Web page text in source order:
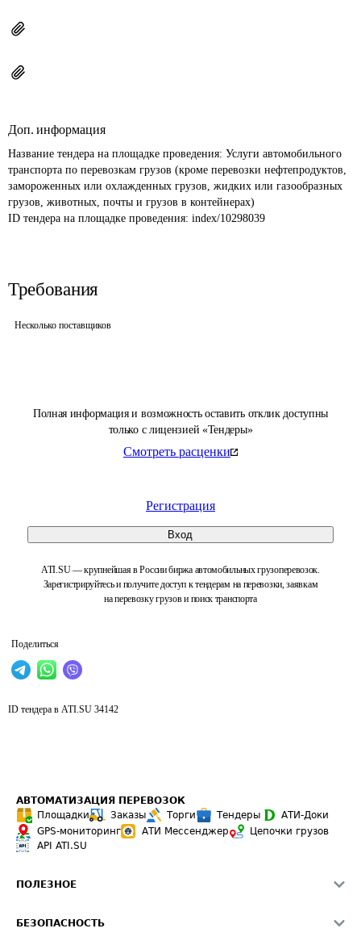
Полная информация и возможность оставить отклик доступны
только с лицензией «Тендеры»
Смотреть расценки
Регистрация
Вход
ATI.SU — крупнейшая в России биржа автомобильных грузоперевозок.
Зарегистрируйтесь и получите доступ к тендерам на перевозки, заявкам
на перевозку грузов и поиск транспорта
Поделиться
Доп. информация
Название тендера на площадке проведения: Услуги автомобильного
транспорта по перевозкам грузов (кроме перевозки нефтепродуктов,
замороженных или охлажденных грузов, жидких или газообразных
грузов, животных, почты и грузов в контейнерах)
ID тендера на площадке проведения: index/10298039
Требования
Несколько поставщиков
ID тендера в ATI.SU 34142
АВТОМАТИЗАЦИЯ ПЕРЕВОЗОК
Площадки
Заказы Торги Тендеры
АТИ-Доки
GPS-мониторинг
АТИ Мессенджер
Цепочки грузов
API ATI.SU
ПОЛЕЗНОЕ
БЕЗОПАСНОСТЬ